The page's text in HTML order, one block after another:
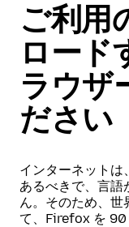
ご利用
ロード
ラウザ
ださい
インターネットは
あるべきで、言語
ん。そのため、世
て、Firefox を 90